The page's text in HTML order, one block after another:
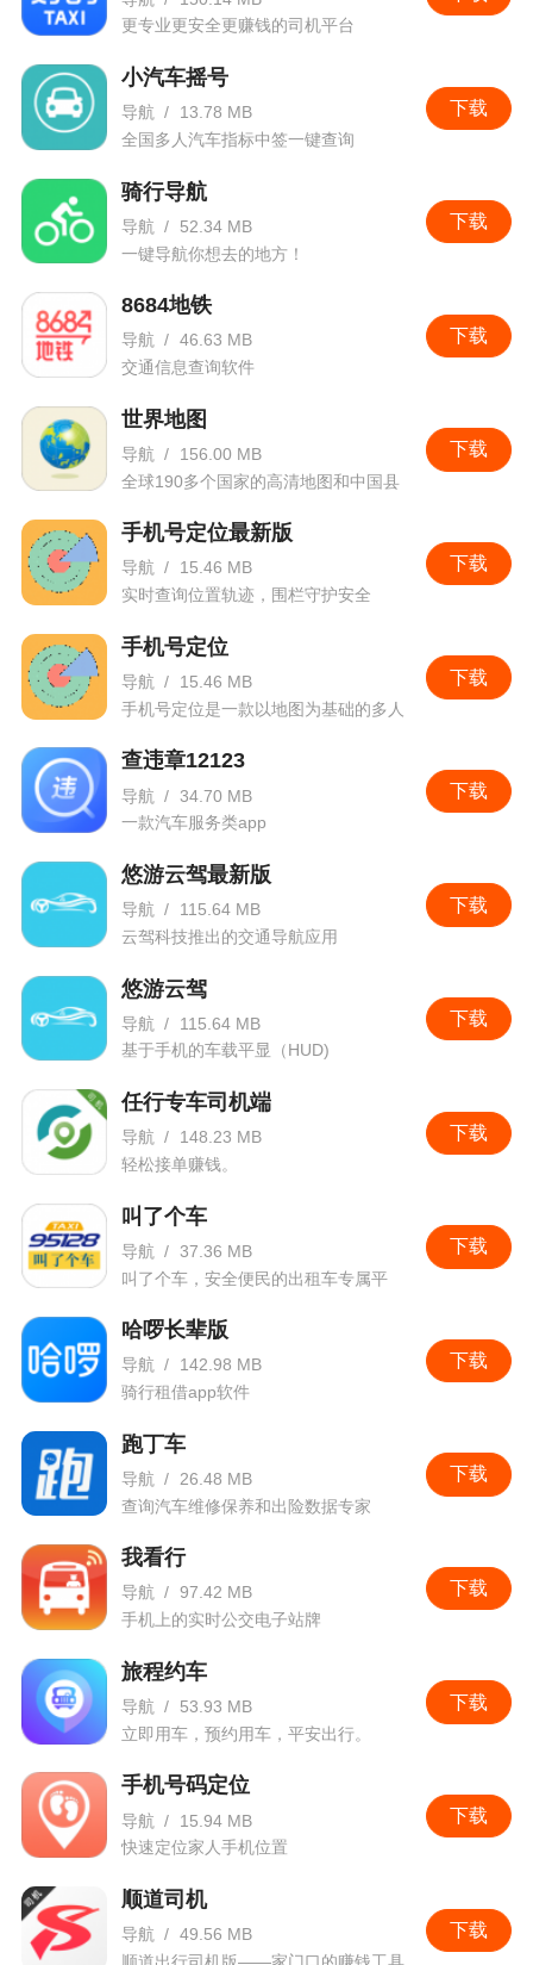
更专业更安全更赚钱的司机平台
下载
小汽车摇号
导航 /
13.78 MB
全国多人汽车指标中签一键查询
下载
骑行导航
导航 /
52.34 MB
一键导航你想去的地方！
下载
8684地铁
导航 / 46.63 MB
交通信息查询软件
下载
世界地图
导航 /
156.00 MB
全球190多个国家的高清地图和中国县
下载
手机号定位最新版
导航 /
15.46 MB
实时查询位置轨迹，围栏守护安全
下载
手机号定位
导航 /
15.46 MB
手机号定位是一款以地图为基础的多人
下载
查违章12123
导航 / 34.70 MB
一款汽车服务类app
下载
悠游云驾最新版
导航 /
115.64 MB
云驾科技推出的交通导航应用
下载
悠游云驾
导航 /
115.64 MB
基于手机的车载平显（HUD)
下载
任行专车司机端
导航 /
148.23 MB
轻松接单赚钱。
下载
叫了个车
导航 / 37.36 MB
叫了个车，安全便民的出租车专属平
下载
哈啰长辈版
导航 /
142.98 MB
骑行租借app软件
下载
跑丁车
导航 /
26.48 MB
查询汽车维修保养和出险数据专家
下载
我看行
导航 / 97.42 MB
手机上的实时公交电子站牌
下载
旅程约车
导航 /
53.93 MB
立即用车，预约用车，平安出行。
下载
手机号码定位
导航 /
15.94 MB
快速定位家人手机位置
下载
顺道司机
导航 / 49.56 MB